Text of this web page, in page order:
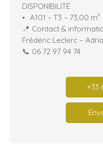
DISPONIBILITÉ
A101 – T3 – 73,00
📍 Contact &
Frédéric Leclerc –
📞 06 72 97 94 74
+33